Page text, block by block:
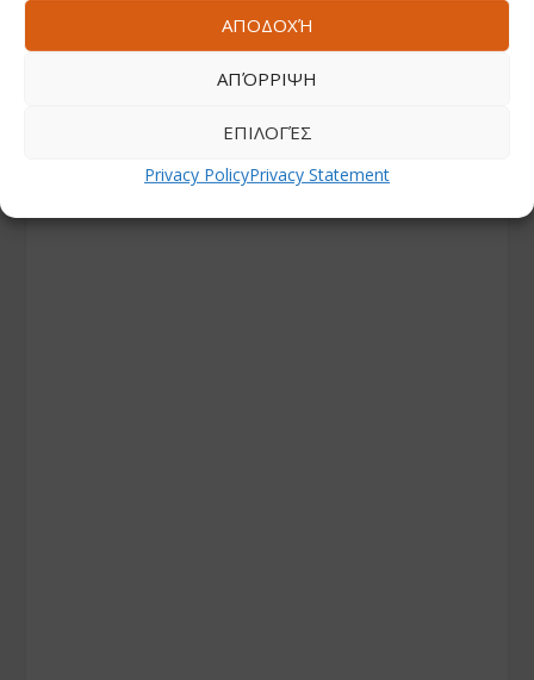
ΑΠΟΔΟΧΉ
ΑΠΌΡΡΙΨΗ
ΕΠΙΛΟΓΈΣ
Privacy PolicyPrivacy Statement